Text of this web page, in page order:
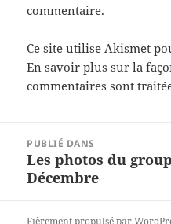
commentaire.
Ce site utilise Akismet
En savoir plus sur la
commentaires sont
l’article
PUBLIÉ DANS
Les photos du
Décembre
Fièrement propulsé par